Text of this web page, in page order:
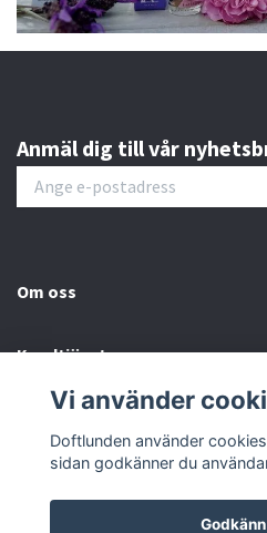
Anmäl dig till vår
Om oss
Kundtjänst
Vi använder
Doftlunden använder
sidan godkänner du